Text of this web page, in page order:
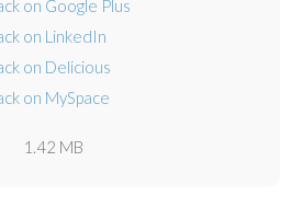
1.42 MB